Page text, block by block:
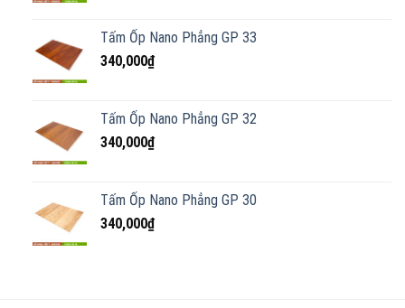
Tấm Ốp Nano Phẳng GP 33
340,000₫
Tấm Ốp Nano Phẳng GP 32
340,000₫
Tấm Ốp Nano Phẳng GP 30
340,000₫